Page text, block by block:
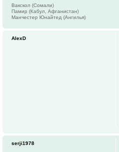
Вакскол (Сомали)
Памир (Кабул, Афганистан)
Манчестер Юнайтед (Ангилья)
AlexD
serji1978